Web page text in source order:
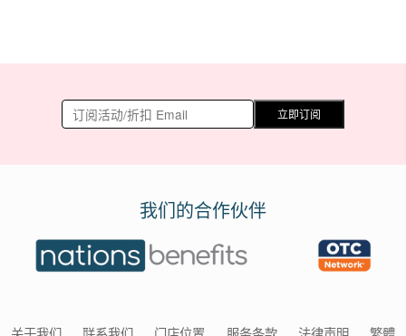
立即订阅
我们的合作伙伴